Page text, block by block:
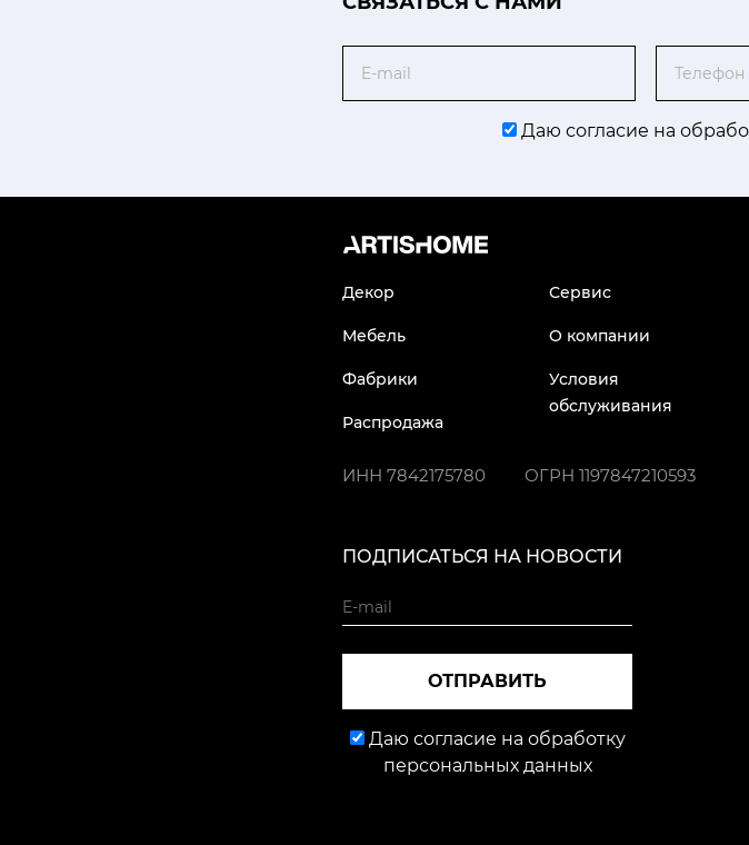
Даю согласие на
Декор
Мебель
Фабрики
Распродажа
Сервис
О компании
Условия
обслуживания
ИНН 7842175780 ОГРН 1197847210593
ПОДПИСАТЬСЯ НА НОВОСТИ
ОТПРАВИТЬ
Даю согласие на обработку
персональных данных